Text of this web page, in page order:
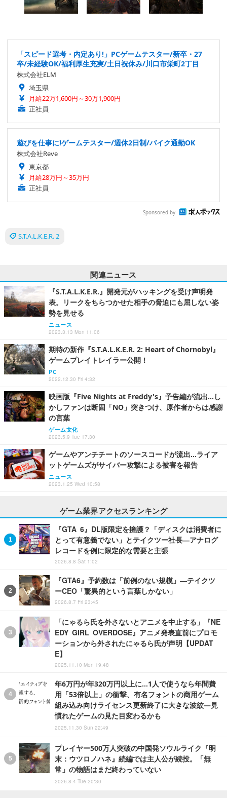
「スピード選考・内定あり!」PCゲームテスター/新卒・27
卒/未経験OK/福利厚生充実/土日祝休み/川口市栄町2丁目
株式会社ELM
埼玉県
月給22万1,600円～30万1,900円
正社員
遊びを仕事に!ゲームテスター/週休2日制/バイク通勤OK
株式会社Reve
東京都
月給28万円～35万円
正社員
Sponsored by
S.T.A.L.K.E.R. 2
関連ニュース
『S.T.A.L.K.E.R.』開発元がハッキングを受け声明発
表。リークをちらつかせた相手の脅迫にも屈しない姿
勢を見せる
ニュース
2023.3.13 Mon 11:06
期待の新作『S.T.A.L.K.E.R. 2: Heart of Chornobyl』
ゲームプレイトレイラー公開！
PC
2022.12.30 Fri 4:32
映画版『Five Nights at Freddy's』予告編が流出…し
かしファンは断固「NO」突きつけ、原作者からは感謝
の言葉
ゲーム文化
2023.5.9 Tue 17:30
ゲームやアンチチートのソースコードが流出…ライア
ットゲームズがサイバー攻撃による被害を報告
ニュース
2023.1.25 Wed 10:58
ゲーム業界アクセスランキング
『GTA 6』DL版限定を擁護？「ディスクは消費者に
とって有意義でない」とテイクツー社長―アナログ
レコードを例に限定的な需要と主張
2026.8.8 Sat 1:02
『GTA6』予約数は「前例のない規模」―テイクツ
ーCEO「驚異的という言葉しかない」
2026.8.7 Fri 23:45
「にゃるら氏を外さないとアニメを中止する」『NE
EDY GIRL OVERDOSE』アニメ発表直前にプロモ
ーションから外されたにゃるら氏が声明【UPDAT
E】
2025.11.10 Mon 19:48
年6万円が年320万円以上に…1人で使うなら年間費
用「53倍以上」の衝撃、有名フォントの商用ゲーム
組み込み向けライセンス更新終了に大きな波紋―見
慣れたゲームの見た目変わるかも
2025.11.30 Sun 22:49
プレイヤー500万人突破の中国発ソウルライク『明
末：ウツロノハネ』続編では主人公が続投。「無
常」の物語はまだ終わっていない
2026.8.4 Tue 20:30